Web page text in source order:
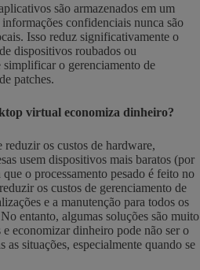
são armazenados em um
confidenciais nunca são
Isso reduz significativamente o
dispositivos roubados ou
o gerenciamento de
patches.
virtual economiza dinheiro?
os custos de hardware,
usem dispositivos mais baratos (por
o processamento pesado é feito no
os custos de gerenciamento de
e a manutenção para todos os
entanto, algumas soluções são muito
e economizar dinheiro pode não ser o
as situações, especialmente quando se